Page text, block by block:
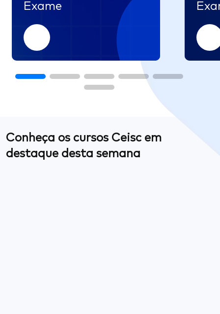
Exame
Conheça os cursos Ceisc em
destaque desta semana